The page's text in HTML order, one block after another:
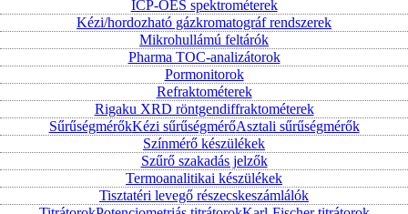
ICP-OES spektrométerek
Kézi/hordozható gázkromatográf rendszerek
Mikrohullámú feltárók
Pharma TOC-analizátorok
Pormonitorok
Refraktométerek
Rigaku XRD röntgendiffraktométerek
SűrűségmérőkKézi sűrűségmérőAsztali sűrűségmérők
Színmérő készülékek
Szűrő szakadás jelzők
Termoanalitikai készülékek
Tisztatéri levegő részecskeszámlálók